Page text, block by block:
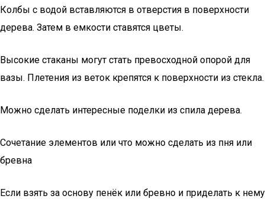
Колбы с водой вставляются в отверстия в поверхности
дерева. Затем в емкости ставятся цветы.
Высокие стаканы могут стать превосходной опорой для
вазы. Плетения из веток крепятся к поверхности из стекла.
Можно сделать интересные поделки из спила дерева.
Сочетание элементов или что можно сделать из пня или
бревна
Если взять за основу пенёк или бревно и приделать к нему